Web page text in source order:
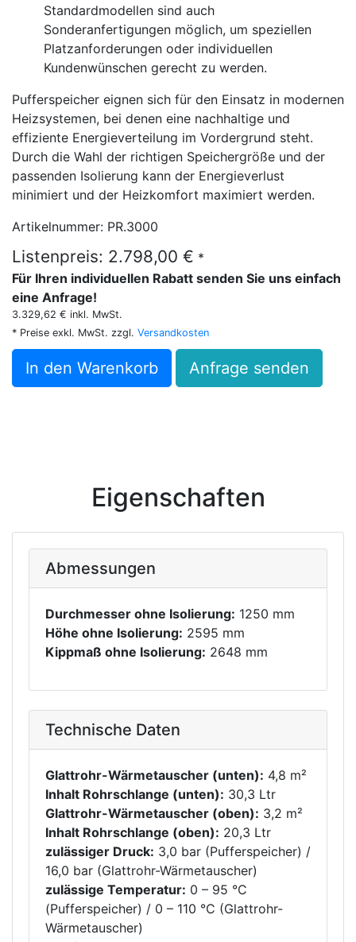
Standardmodellen sind auch
Sonderanfertigungen möglich, um speziellen
Platzanforderungen oder individuellen
Kundenwünschen gerecht zu werden.
Pufferspeicher eignen sich für den Einsatz in modernen
Heizsystemen, bei denen eine nachhaltige und
effiziente Energieverteilung im Vordergrund steht.
Durch die Wahl der richtigen Speichergröße und der
passenden Isolierung kann der Energieverlust
minimiert und der Heizkomfort maximiert werden.
Artikelnummer: PR.3000
Listenpreis: 2.798,00 € *
Für Ihren individuellen Rabatt senden Sie uns einfach
eine Anfrage!
3.329,62 € inkl. MwSt.
* Preise exkl. MwSt. zzgl. Versandkosten
In den Warenkorb Anfrage senden
Eigenschaften
Abmessungen
Durchmesser ohne Isolierung: 1250 mm
Höhe ohne Isolierung: 2595 mm
Kippmaß ohne Isolierung: 2648 mm
Technische Daten
Glattrohr-Wärmetauscher (unten): 4,8 m²
Inhalt Rohrschlange (unten): 30,3 Ltr
Glattrohr-Wärmetauscher (oben): 3,2 m²
Inhalt Rohrschlange (oben): 20,3 Ltr
zulässiger Druck: 3,0 bar (Pufferspeicher) /
16,0 bar (Glattrohr-Wärmetauscher)
zulässige Temperatur: 0 – 95 °C
(Pufferspeicher) / 0 – 110 °C (Glattrohr-
Wärmetauscher)